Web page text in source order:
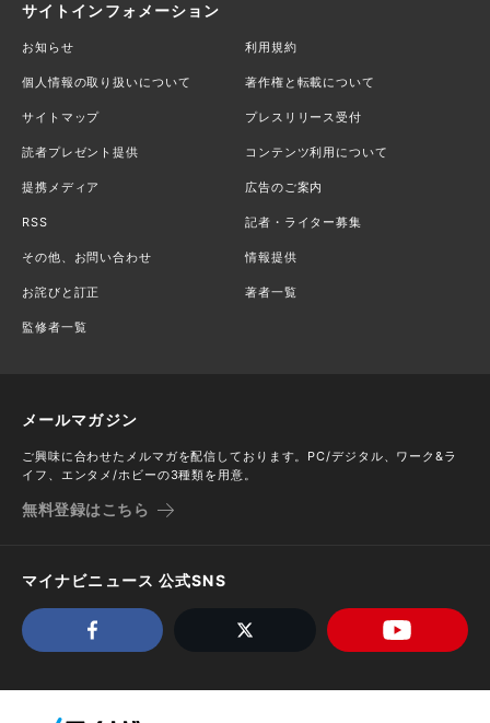
サイトインフォメーション
お知らせ 利用規約
個人情報の取り扱いについて 著作権と転載について
サイトマップ プレスリリース受付
読者プレゼント提供 コンテンツ利用について
提携メディア 広告のご案内
RSS 記者・ライター募集
その他、お問い合わせ 情報提供
お詫びと訂正 著者一覧
監修者一覧
メールマガジン
ご興味に合わせたメルマガを配信しております。PC/デジタル、ワーク&ラ
イフ、エンタメ/ホビーの3種類を用意。
無料登録はこちら
マイナビニュース 公式SNS